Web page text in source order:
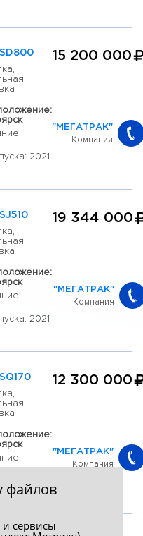
2021
15 200 000
"МЕГАТРАК"
Компания
2021
19 344 000
"МЕГАТРАК"
Компания
12 300 000
"МЕГАТРАК"
Компания
файлов
сервисы